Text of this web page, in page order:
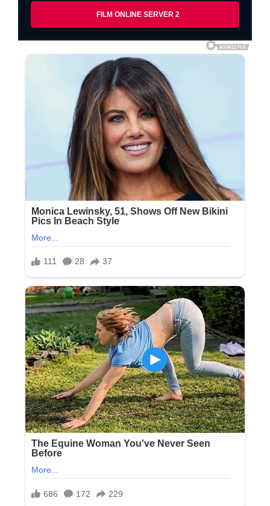
FILM ONLINE SERVER 2